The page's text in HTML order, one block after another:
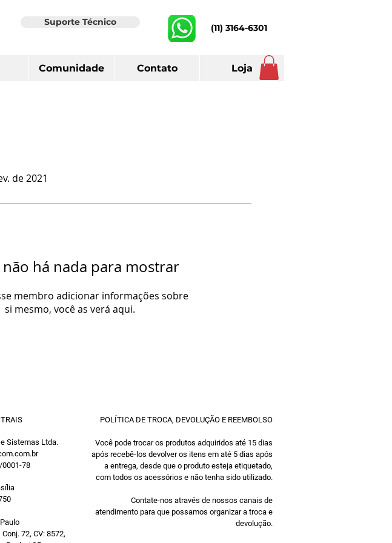
Suporte Técnico
(11) 3164-6301
Comunidade Contato Loja
de 2021
há nada para mostrar
membro adicionar informações sobre
si mesmo, você as verá aqui.
Sistemas Ltda.
0001-78
72, CV: 8572,
POLÍTICA DE TROCA, DEVOLUÇÃO E REEMBOLSO
Você pode trocar os produtos adquiridos até 15 dias
após recebê-los devolver os itens em até 5 dias após
a entrega, desde que o produto esteja etiquetado,
com todos os acessórios e não tenha sido utilizado.
Contate-nos através de nossos canais de
atendimento para que possamos organizar a troca e
devolução.